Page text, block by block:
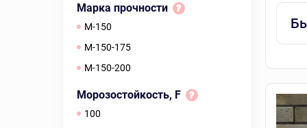
Марка прочности
M-150
М-150-175
М-150-200
Морозостойкость, F
100